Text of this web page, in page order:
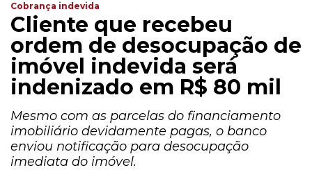
Cobrança indevida
Cliente que recebeu
ordem de desocupação de
imóvel indevida será
indenizado em R$ 80 mil
Mesmo com as parcelas do financiamento
imobiliário devidamente pagas, o banco
enviou notificação para desocupação
imediata do imóvel.